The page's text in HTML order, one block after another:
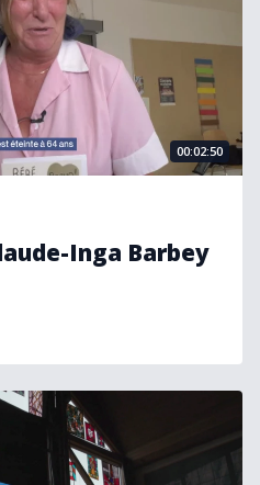
00:02:50
Inga Barbey
à Eltschinger